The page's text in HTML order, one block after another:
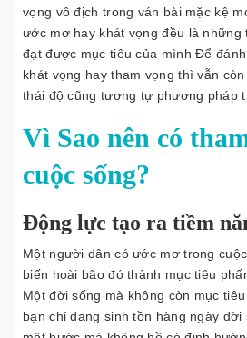
vọng vô địch trong ván bài mặc kệ
ước mơ hay khát vọng đều là những
đạt được mục tiêu của mình Để
khát vọng hay tham vọng thì vẫn
thái độ cũng tương tự phương pháp
Vì Sao nên có
cuộc sống?
Động lực tạo ra tiềm
Một người dân có ước mơ trong
biến hoài bão đó thành mục tiêu
Một đời sống mà không còn mục
bạn chỉ đang sinh tồn hàng ngày